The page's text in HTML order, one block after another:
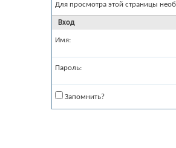
Для просмотра этой страницы
Вход
Имя:
Пароль:
Запомнить?